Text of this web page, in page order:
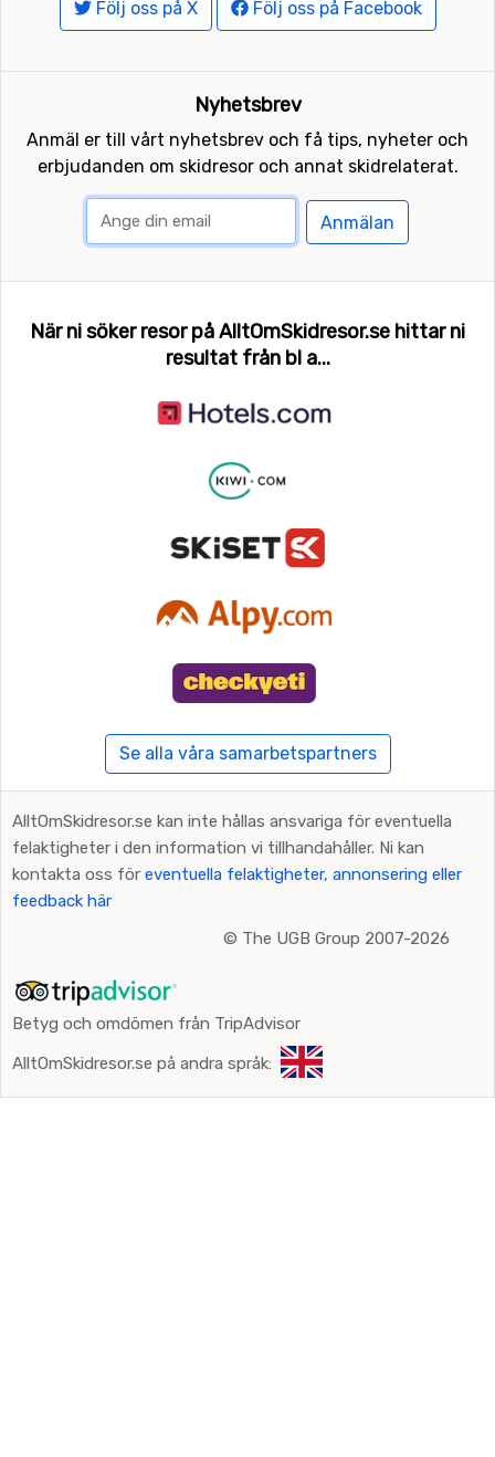
Följ oss på X Följ oss på Facebook
Nyhetsbrev
Anmäl er till vårt nyhetsbrev och få tips, nyheter och
erbjudanden om skidresor och annat skidrelaterat.
Anmälan
När ni söker resor på AlltOmSkidresor.se hittar ni
resultat från bl a...
Se alla våra samarbetspartners
AlltOmSkidresor.se kan inte hållas ansvariga för eventuella
felaktigheter i den information vi tillhandahåller. Ni kan
kontakta oss för eventuella felaktigheter, annonsering eller
feedback här
© The UGB Group 2007-2026
Betyg och omdömen från TripAdvisor
AlltOmSkidresor.se på andra språk: